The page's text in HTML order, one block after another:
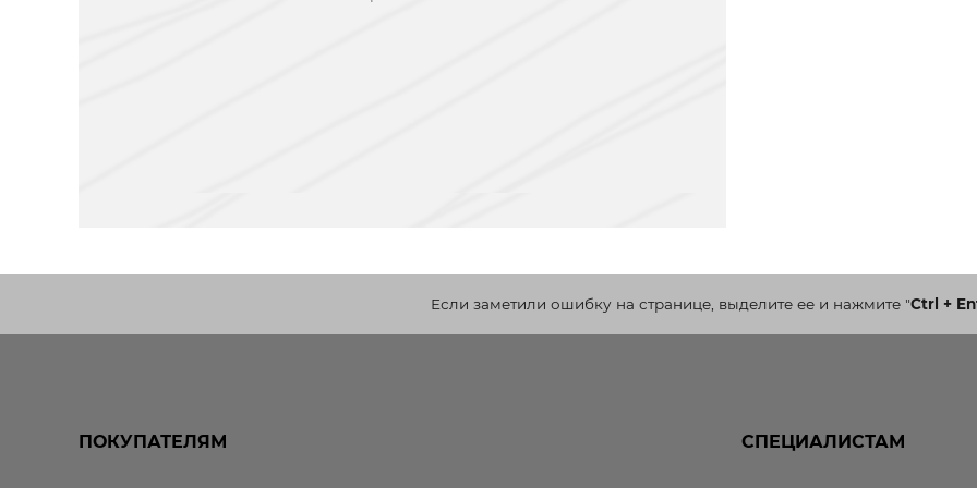
Если заметили ошибку на странице, выделите ее и нажмите"Ctrl +
ПОКУПАТЕЛЯМ СПЕЦИАЛИСТАМ